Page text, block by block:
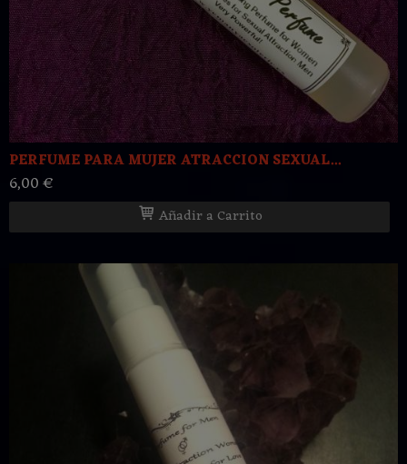
PERFUME PARA MUJER ATRACCION SEXUAL...
6,00 €
Añadir a Carrito